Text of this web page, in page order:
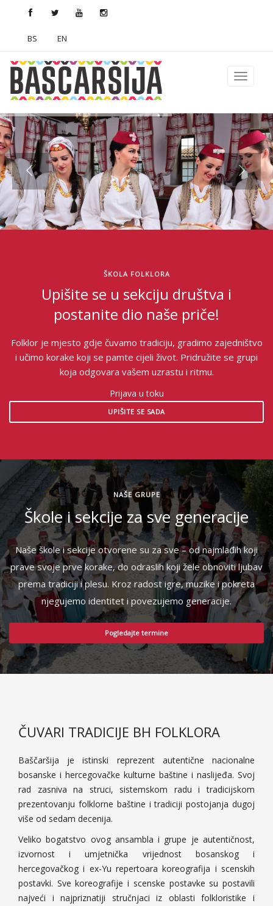
BS EN
ŠKOLA FOLKLORA
Upišite se u sekciju društva i
postanite dio naše priče!
Folklor je mjesto gdje čuvamo tradiciju, gradimo zajedništvo
i učimo korake koji se pamte cijeli život. Pridružite se grupi
koja odgovara vašem uzrastu i ritmu.
Prijava u toku
UPIŠITE SE SADA
NAŠE GRUPE
Škole i sekcije za sve generacije
Naše škole i sekcije otvorene su za sve – od najmlađih koji
prave svoje prve korake, do odraslih koji žele obnoviti ljubav
prema tradiciji i plesu. Kroz radost igre, muzike i pokreta
njegujemo identitet i povezujemo generacije.
Pogledajte termine
ČUVARI TRADICIJE BH FOLKLORA
Baščaršija je istinski reprezent autentične nacionalne
bosanske i hercegovačke kulturne baštine i naslijeđa. Svoj
rad zasniva na struci, sistemskom radu i tradicijskom
prezentovanju folklorne baštine i tradiciji postojanja dugoj
više od sedam decenija.
Veliko bogatstvo ovog ansambla i grupe je autentičnost,
izvornost i umjetnička vrijednost bosanskog i
hercegovačkog i ex-Yu repertoara koreografija i scenskih
postavki. Sve koreografije i scenske postavke su postavili
najveći i najpriznatiji stručnjaci iz oblasti folkloristike i